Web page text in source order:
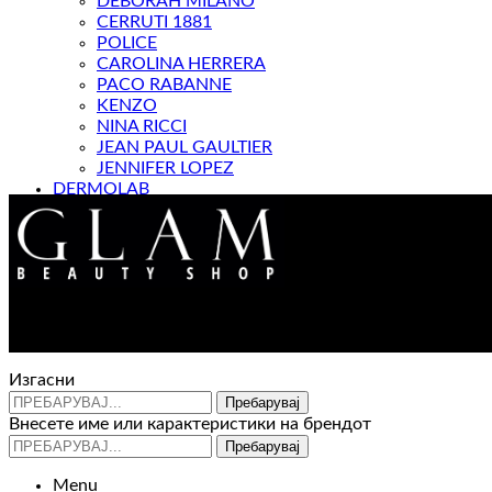
CERRUTI 1881
POLICE
CAROLINA HERRERA
PACO RABANNE
KENZO
NINA RICCI
JEAN PAUL GAULTIER
JENNIFER LOPEZ
DERMOLAB
МАГАЗИН
Изгасни
Пребарувај
Внесете име или карактеристики на брендот
Пребарувај
Menu